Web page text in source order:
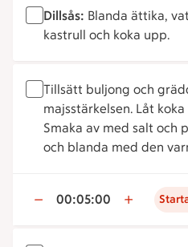
Dillsås: Blanda ättika,
kastrull och koka upp.
Tillsätt buljong och
majsstärkelsen. Låt
Smaka av med salt och
och blanda med den
00:05:00